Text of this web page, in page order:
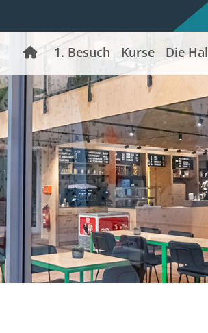
Home
1. Besuch Kurse Die